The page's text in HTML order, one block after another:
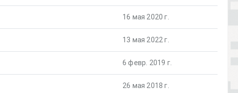
16 мая 2020 г.
13 мая 2022 г.
6 февр. 2019 г.
26 мая 2018 г.